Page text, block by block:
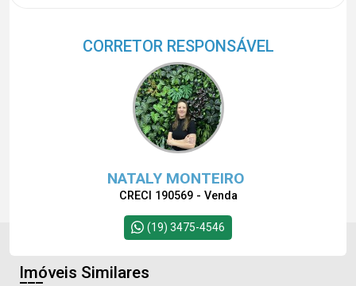
CORRETOR RESPONSÁVEL
NATALY MONTEIRO
CRECI 190569 - Venda
(19) 3475-4546
Imóveis Similares